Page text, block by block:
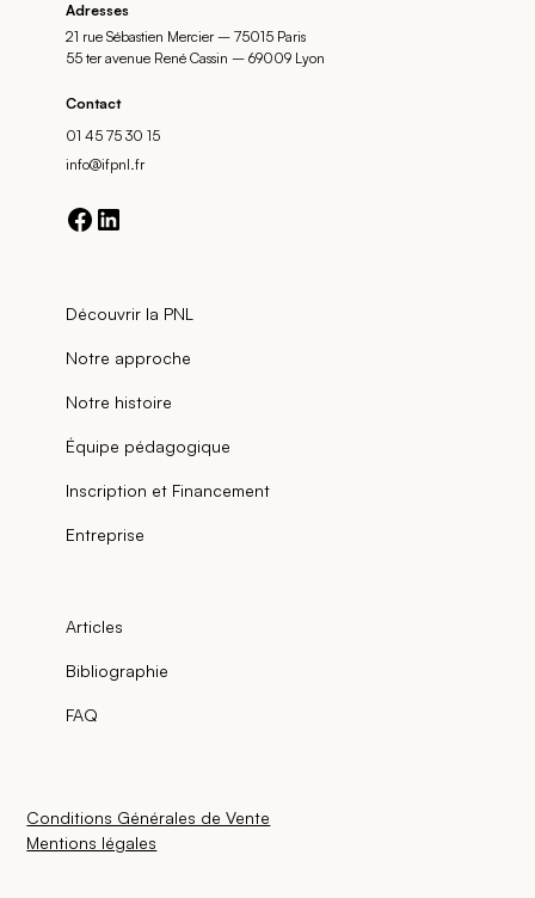
Adresses
21 rue Sébastien Mercier – 75015 Paris
55 ter avenue René Cassin – 69009 Lyon
Contact
01 45 75 30 15
info@ifpnl.fr
Découvrir la PNL
Notre approche
Notre histoire
Équipe pédagogique
Inscription et Financement
Entreprise
Articles
Bibliographie
FAQ
Conditions Générales de Vente
Mentions légales